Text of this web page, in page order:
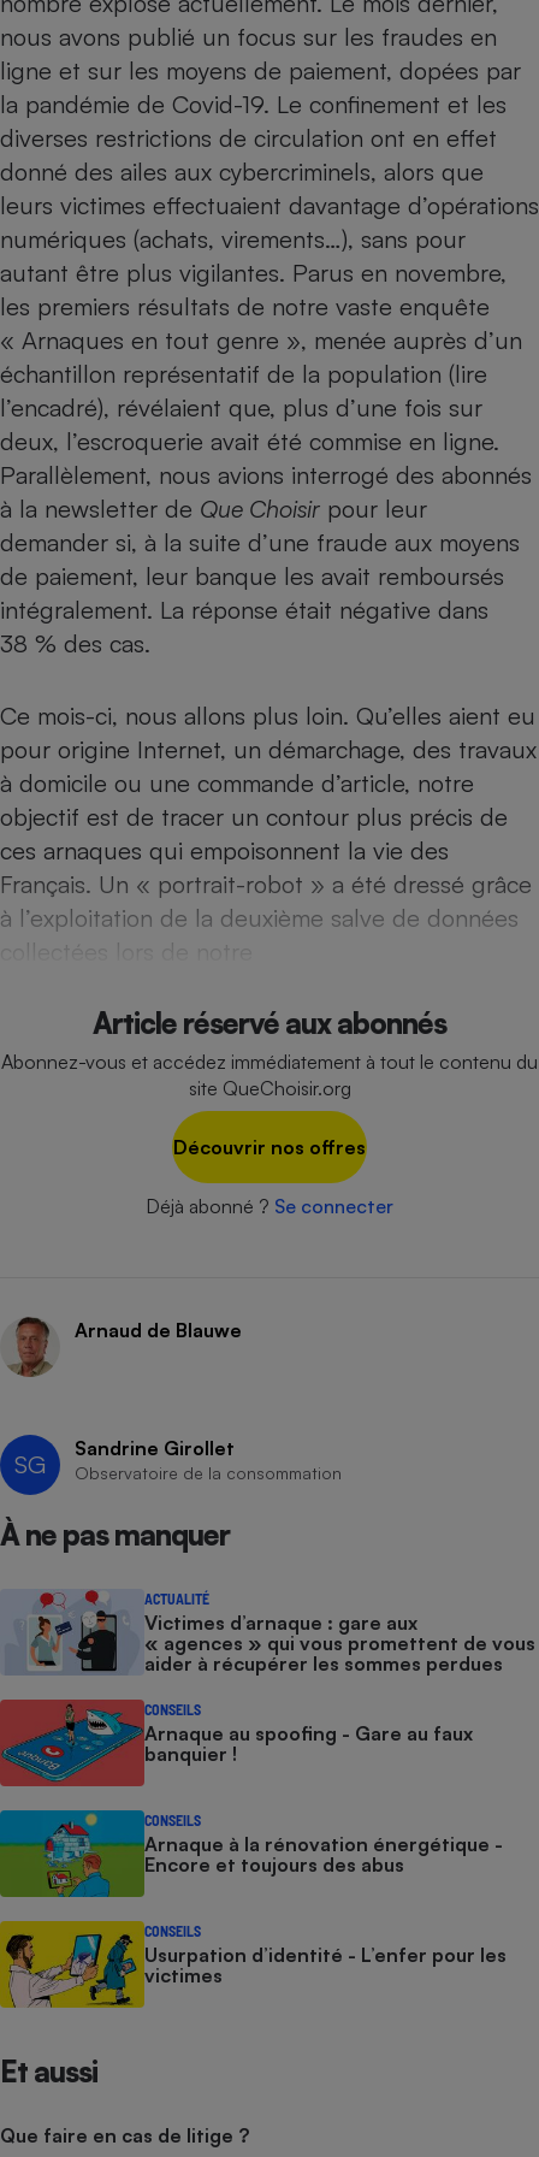
nous avons publié un focus sur les fraudes en
ligne et sur les moyens de paiement, dopées par
la pandémie de Covid-19. Le confinement et les
diverses restrictions de circulation ont en effet
donné des ailes aux cybercriminels, alors que
leurs victimes effectuaient davantage d’opérations
numériques (achats, virements…), sans pour
autant être plus vigilantes. Parus en novembre,
les premiers résultats de notre vaste enquête
« Arnaques en tout genre », menée auprès d’un
échantillon représentatif de la population (lire
l’encadré), révélaient que, plus d’une fois sur
deux, l’escroquerie avait été commise en ligne.
Parallèlement, nous avions interrogé des abonnés
à la newsletter de Que Choisir pour leur
demander si, à la suite d’une fraude aux moyens
de paiement, leur banque les avait remboursés
intégralement. La réponse était négative dans
38 % des cas.
Ce mois-ci, nous allons plus loin. Qu’elles aient eu
pour origine Internet, un démarchage, des travaux
à domicile ou une commande d’article, notre
objectif est de tracer un contour plus précis de
ces arnaques qui empoisonnent la vie des
Français. Un « portrait-robot » a été dressé grâce
à l’exploitation de la deuxième salve de données
collectées lors de notre
Article réservé aux abonnés
Abonnez-vous et accédez immédiatement à tout le contenu du
site QueChoisir.org
Découvrir nos offres
Déjà abonné ? Se connecter
Arnaud de Blauwe
SG
Sandrine Girollet
Observatoire de la consommation
À ne pas manquer
ACTUALITÉ
Victimes d’arnaque : gare aux
« agences » qui vous promettent de vous
aider à récupérer les sommes perdues
CONSEILS
Arnaque au spoofing - Gare au faux
banquier !
CONSEILS
Arnaque à la rénovation énergétique -
Encore et toujours des abus
CONSEILS
Usurpation d’identité - L’enfer pour les
victimes
Et aussi
Que faire en cas de litige ?
alimentaire
bouteille
Assurance emprunteur
Banque
Petit électroménager -
Lave-linge
Plaque de cuisson à
induction
Climatiseur -
Ventilateur
Cafetière à expressos
Téléviseur
Téléphone mobile -
Smartphone
Antivirus
Matelas
Radiateur électrique
Climatiseur -
Ventilateur
Mutuelle
Antimoustique